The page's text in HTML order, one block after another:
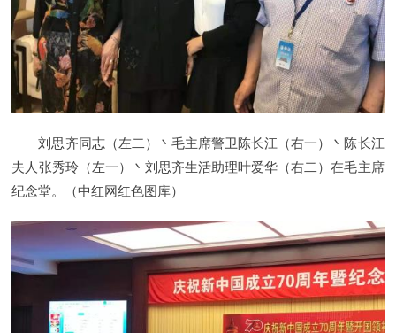
刘思齐同志（左二）丶毛主席警卫陈长江（右一）丶陈长江
夫人张秀玲（左一）丶刘思齐生活助理叶爱华（右二）在毛主席
纪念堂。（中红网红色图库）